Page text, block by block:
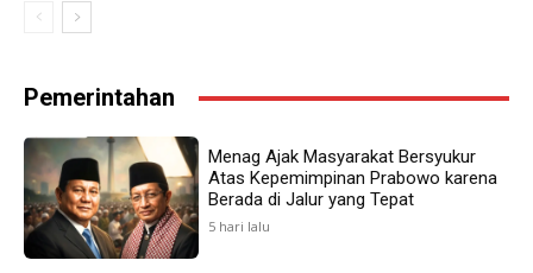
Pemerintahan
Menag Ajak Masyarakat Bersyukur
Atas Kepemimpinan Prabowo karena
Berada di Jalur yang Tepat
5 hari lalu